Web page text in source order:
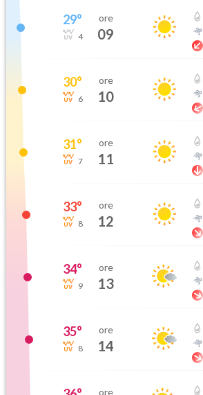
29°
4
ore
09
30°
6
ore
10
31°
7
ore
11
33°
8
ore
12
34°
9
ore
13
35°
8
ore
14
ore